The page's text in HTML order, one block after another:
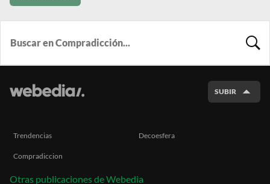
SUBIR
Trendencias Decoesfera
Compradiccion
Otras publicaciones de Webedia